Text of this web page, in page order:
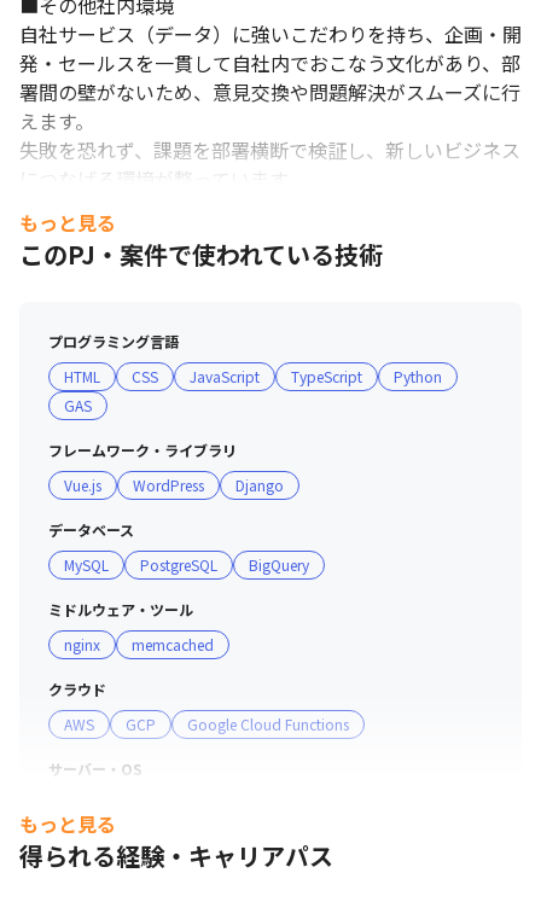
自社サービス（データ）に強いこだわりを持ち、企画・開
発・セールスを一貫して自社内でおこなう文化があり、部
署間の壁がないため、意見交換や問題解決がスムーズに行
えます。
失敗を恐れず、課題を部署横断で検証し、新しいビジネス
につなげる環境が整っています。
もっと見る
このPJ・案件で使われている技術
プログラミング言語
HTML
CSS JavaScript TypeScript
Python
GAS
フレームワーク・ライブラリ
Vue.js
WordPress Django
データベース
MySQL
PostgreSQL BigQuery
ミドルウェア・ツール
nginx
memcached
クラウド
AWS
GCP Google Cloud Functions
サーバー・OS
プロジェクト管理
もっと見る
得られる経験・キャリアパス